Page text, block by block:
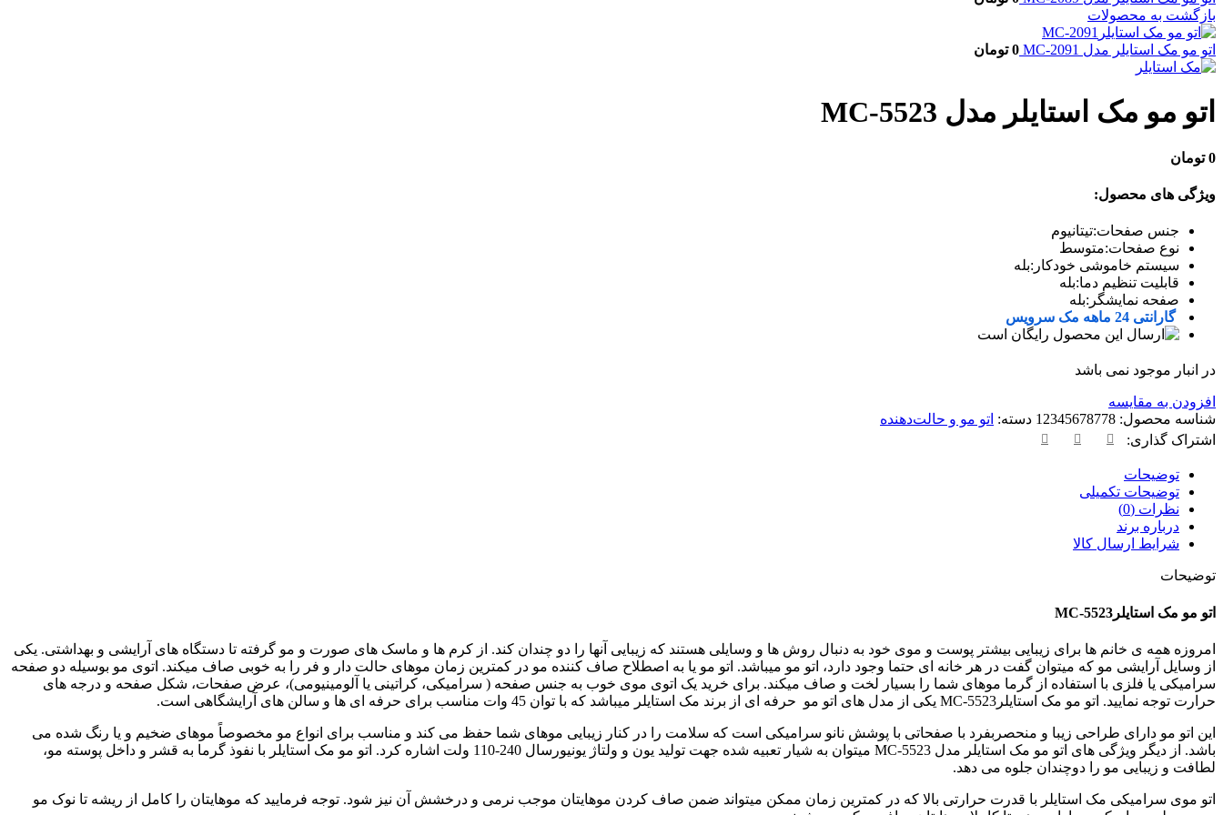
بازگشت به محصولات
اتو مو مک استایلر مدل MC-2091 0 تومان
اتو مو مک استایلر مدل MC-5523
0 تومان
ویژگی های محصول:
جنس صفحات:تیتانیوم
نوع صفحات:متوسط
سیستم خاموشی خودکار:بله
قابلیت تنظیم دما:بله
صفحه نمایشگر:بله
گارانتی 24 ماهه مک سرویس
در انبار موجود نمی باشد
افزودن به مقایسه
شناسه محصول: 12345678778 دسته: اتو مو و حالت‌دهنده
اشتراک گذاری:
توضیحات
توضیحات تکمیلی
نظرات (0)
درباره برند
شرایط ارسال کالا
توضیحات
اتو مو مک استایلرMC-5523
امروزه همه ی خانم ها برای زیبایی بیشتر پوست و موی خود به دنبال روش ها و وسایلی هستند که زیبایی آنها را دو چندان کند. از کرم ها و ماسک های صورت و مو گرفته تا دستگاه های آرایشی و بهداشتی. یکی
از وسایل آرایشی مو که میتوان گفت در هر خانه ای حتما وجود دارد، اتو مو میباشد. اتو مو یا به اصطلاح صاف کننده مو در کمترین زمان موهای حالت دار و فر را به خوبی صاف میکند. اتوی مو بوسیله دو صفحه
سرامیکی یا فلزی با استفاده از گرما موهای شما را بسیار لخت و صاف میکند. برای خرید یک اتوی موی خوب به جنس صفحه ( سرامیکی، کراتینی یا آلومینیومی)، عرض صفحات، شکل صفحه و درجه های
حرارت توجه نمایید. اتو مو مک استایلرMC-5523 یکی از مدل های اتو مو حرفه ای از برند مک استایلر میباشد که با توان 45 وات مناسب برای حرفه ای ها و سالن های آرایشگاهی است.
این اتو مو دارای طراحی زیبا و منحصربفرد با صفحاتی با پوشش نانو سرامیکی است که سلامت را در کنار زیبایی موهای شما حفظ می کند و مناسب برای انواع مو مخصوصاً موهای ضخیم و یا رنگ شده می
باشد. از دیگر ویژگی های اتو مو مک استایلر مدل MC-5523 میتوان به شیار تعبیه شده جهت تولید یون و ولتاژ یونیورسال 240-110 ولت اشاره کرد. اتو مو مک استایلر با نفوذ گرما به قشر و داخل پوسته مو،
لطافت و زیبایی مو را دوچندان جلوه می دهد.
اتو موی سرامیکی مک استایلر با قدرت حرارتی بالا که در کمترین زمان ممکن میتواند ضمن صاف کردن موهایتان موجب نرمی و درخشش آن نیز شود. توجه فرمایید که موهایتان را کامل از ریشه تا نوک مو